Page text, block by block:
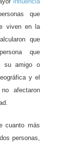
que
viven en la
que
que
su amigo o
y el
afectaron
cuanto más
personas,